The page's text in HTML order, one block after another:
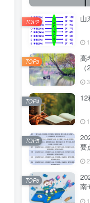
山
TOP2
高
TOP3
12
TOP4
要
TOP5
南
TOP6